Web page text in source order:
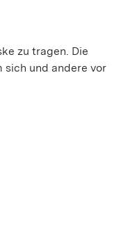
zu tragen. Die
sich und andere vor